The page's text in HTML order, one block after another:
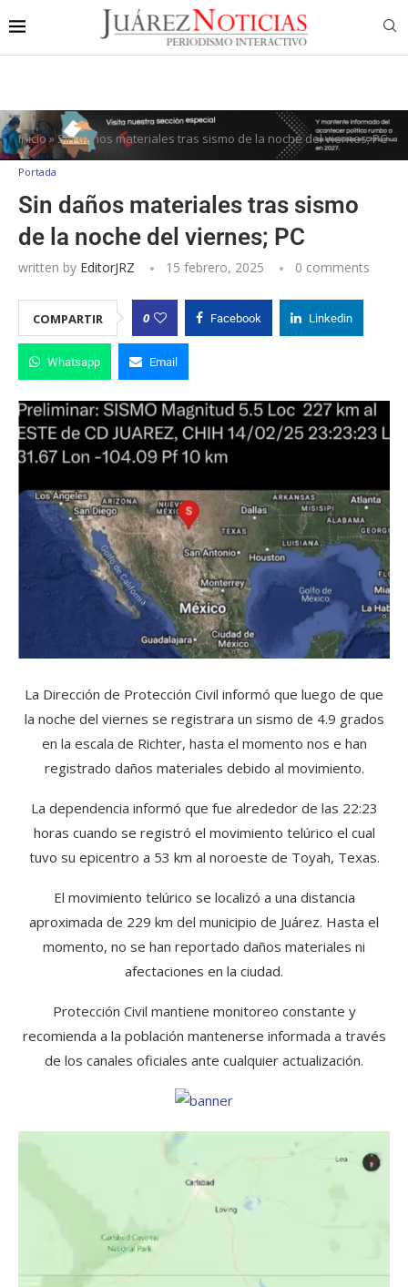
Inicio»Sin daños materiales tras sismo de la noche del viernes; PC
Portada
Sin daños materiales tras sismo
de la noche del viernes; PC
written by EditorJRZ 15 febrero, 2025 0 comments
COMPARTIR 0 Facebook Linkedin
Whatsapp Email
La Dirección de Protección Civil informó que luego de que
la noche del viernes se registrara un sismo de 4.9 grados
en la escala de Richter, hasta el momento nos e han
registrado daños materiales debido al movimiento.
La dependencia informó que fue alrededor de las 22:23
horas cuando se registró el movimiento telúrico el cual
tuvo su epicentro a 53 km al noroeste de Toyah, Texas.
El movimiento telúrico se localizó a una distancia
aproximada de 229 km del municipio de Juárez. Hasta el
momento, no se han reportado daños materiales ni
afectaciones en la ciudad.
Protección Civil mantiene monitoreo constante y
recomienda a la población mantenerse informada a través
de los canales oficiales ante cualquier actualización.